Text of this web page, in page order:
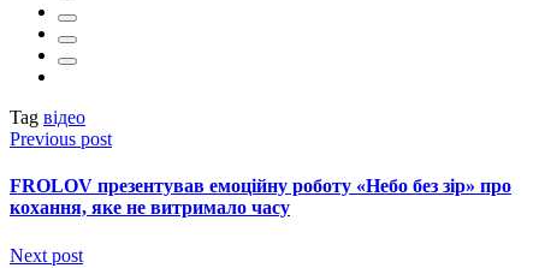
Tag відео
Previous post
FROLOV презентував емоційну роботу «Небо без зір» про
кохання, яке не витримало часу
Next post